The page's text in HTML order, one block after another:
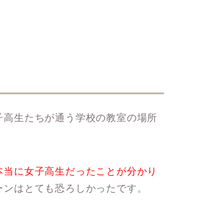
生たちが通う学校の教室の場所
に女子高生だったことが分かり
はとても恐ろしかったです。